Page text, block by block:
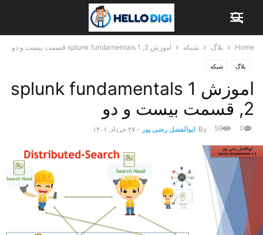
Home بلاگ شبکه اموزش splunk fundamentals 1 ,2 قسمت بیست و دو
بلاگ شبکه
اموزش splunk fundamentals 1
,2 قسمت بیست و دو
By ابوالفضل رضی پور - ۲۷ خرداد, ۱۴۰۱ 0
59